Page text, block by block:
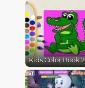
Kids Color Book 2